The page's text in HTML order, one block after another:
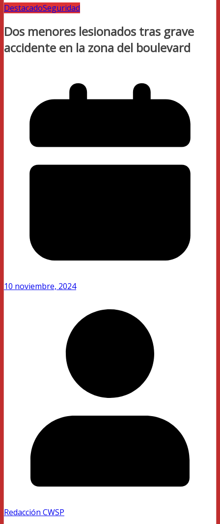
DestacadoSeguridad
Dos menores lesionados tras grave
accidente en la zona del boulevard
10 noviembre, 2024
Redacción CWSP